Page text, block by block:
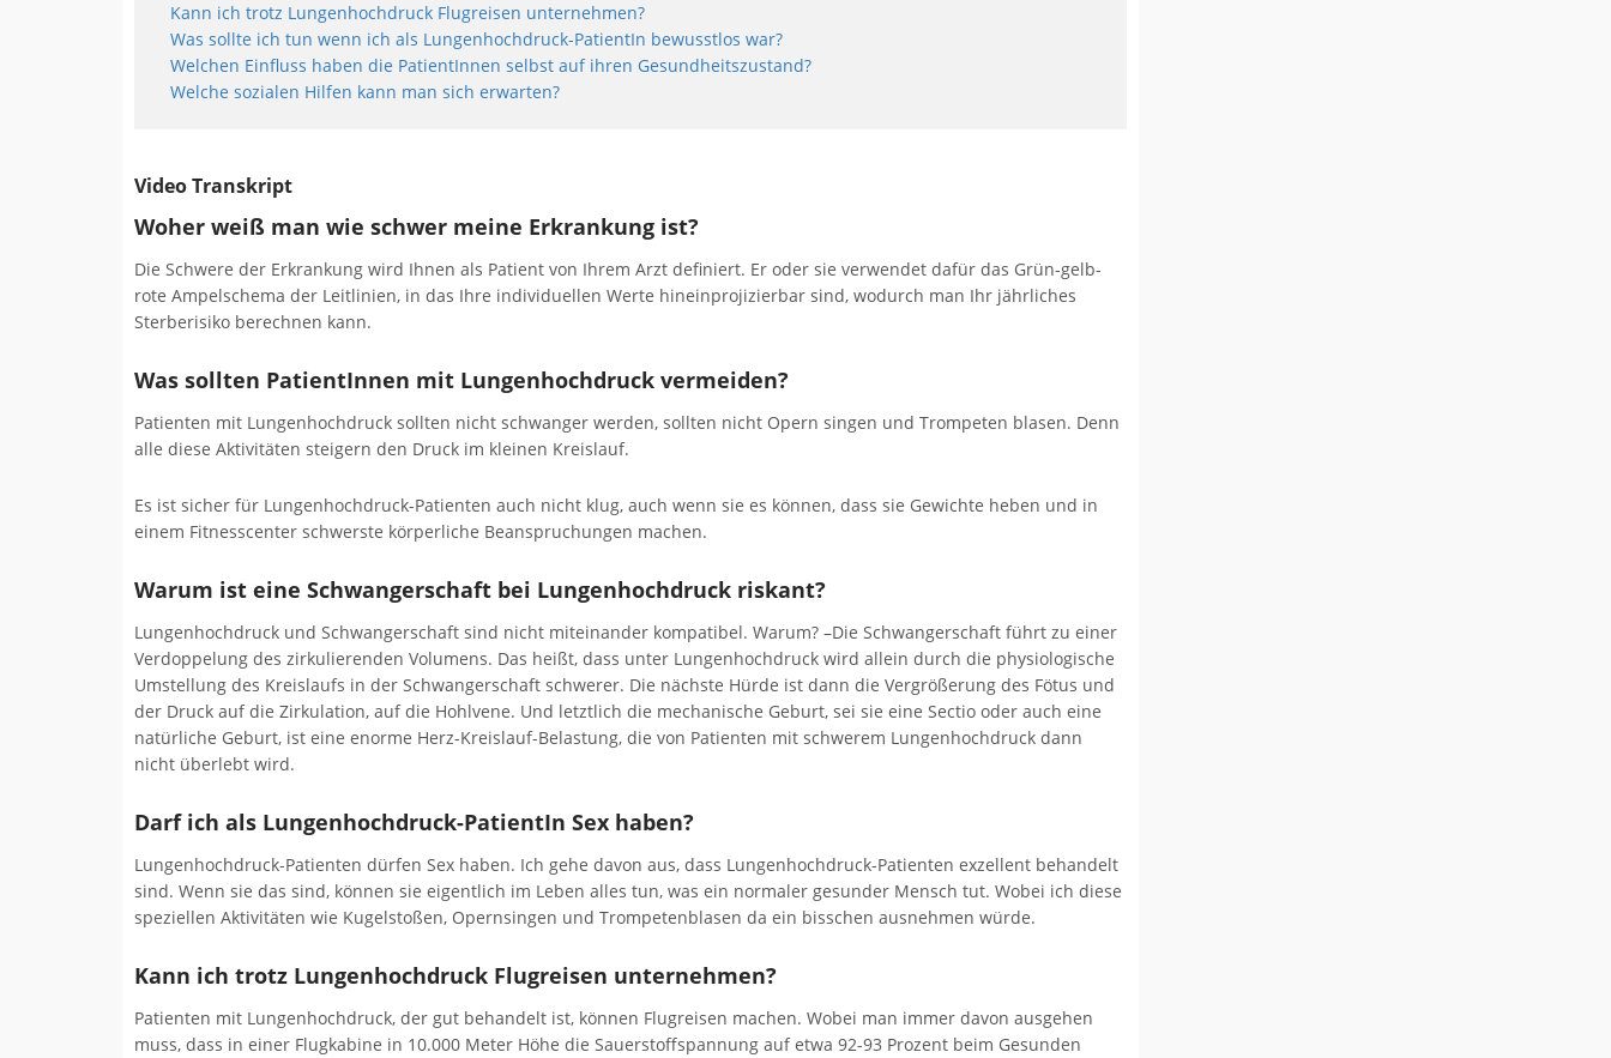
Kann ich trotz Lungenhochdruck Flugreisen unternehmen?
Was sollte ich tun wenn ich als Lungenhochdruck-PatientIn bewusstlos war?
Welchen Einfluss haben die PatientInnen selbst auf ihren Gesundheitszustand?
Welche sozialen Hilfen kann man sich erwarten?
Video Transkript
Woher weiß man wie schwer meine Erkrankung ist?
Die Schwere der Erkrankung wird Ihnen als Patient von Ihrem Arzt definiert. Er oder sie verwendet dafür das Grün-gelb-
rote Ampelschema der Leitlinien, in das Ihre individuellen Werte hineinprojizierbar sind, wodurch man Ihr jährliches
Sterberisiko berechnen kann.
Was sollten PatientInnen mit Lungenhochdruck vermeiden?
Patienten mit Lungenhochdruck sollten nicht schwanger werden, sollten nicht Opern singen und Trompeten blasen. Denn
alle diese Aktivitäten steigern den Druck im kleinen Kreislauf.
Es ist sicher für Lungenhochdruck-Patienten auch nicht klug, auch wenn sie es können, dass sie Gewichte heben und in
einem Fitnesscenter schwerste körperliche Beanspruchungen machen.
Warum ist eine Schwangerschaft bei Lungenhochdruck riskant?
Lungenhochdruck und Schwangerschaft sind nicht miteinander kompatibel. Warum? –Die Schwangerschaft führt zu einer
Verdoppelung des zirkulierenden Volumens. Das heißt, dass unter Lungenhochdruck wird allein durch die physiologische
Umstellung des Kreislaufs in der Schwangerschaft schwerer. Die nächste Hürde ist dann die Vergrößerung des Fötus und
der Druck auf die Zirkulation, auf die Hohlvene. Und letztlich die mechanische Geburt, sei sie eine Sectio oder auch eine
natürliche Geburt, ist eine enorme Herz-Kreislauf-Belastung, die von Patienten mit schwerem Lungenhochdruck dann
nicht überlebt wird.
Darf ich als Lungenhochdruck-PatientIn Sex haben?
Lungenhochdruck-Patienten dürfen Sex haben. Ich gehe davon aus, dass Lungenhochdruck-Patienten exzellent behandelt
sind. Wenn sie das sind, können sie eigentlich im Leben alles tun, was ein normaler gesunder Mensch tut. Wobei ich diese
speziellen Aktivitäten wie Kugelstoßen, Opernsingen und Trompetenblasen da ein bisschen ausnehmen würde.
Kann ich trotz Lungenhochdruck Flugreisen unternehmen?
Patienten mit Lungenhochdruck, der gut behandelt ist, können Flugreisen machen. Wobei man immer davon ausgehen
muss, dass in einer Flugkabine in 10.000 Meter Höhe die Sauerstoffspannung auf etwa 92-93 Prozent beim Gesunden